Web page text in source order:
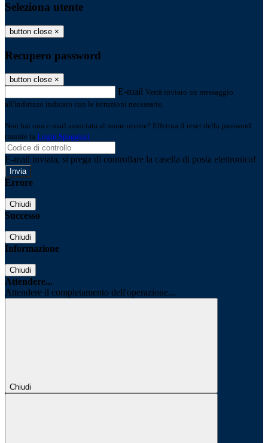
Seleziona utente
button close ×
Recupero password
button close ×
E-mail Verrà inviato un messaggio
all'indirizzo indicato con le istruzioni necessarie.
Non hai una e-mail associata al nome utente? Effettua il reset della password
tramite la Login Spaggiari
E-mail inviata, si prega di controllare la casella di posta elettronica!
Errore
Chiudi
Successo
Chiudi
Informazione
Chiudi
Attendere...
Attendere il completamento dell'operazione...
Chiudi